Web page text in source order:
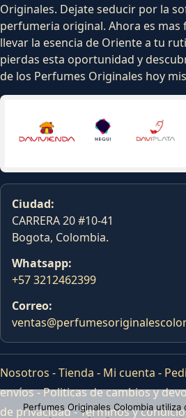
Originales. Dejate seducir por la
perfumeria original. Ahora es mas
llevar la esencia de Oriente a tu
pierdas esta oportunidad y
de los Perfumes Originales hoy
Ciudad:
CARRERA 20 #10-41
Bogota, Colombia.
Whatsapp:
+57 3212462399
Correo:
Nosotros -Tienda - Mi cuenta -
envíos-Politicas de cambios y
de privacidad-Terminos y
Perfumes Originales Colombia